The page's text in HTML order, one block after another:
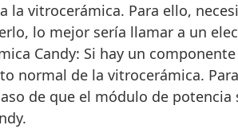
vitrocerámica. Para ello,
lo mejor sería llamar a un
Candy: Si hay un
de la vitrocerámica.
de que el módulo de